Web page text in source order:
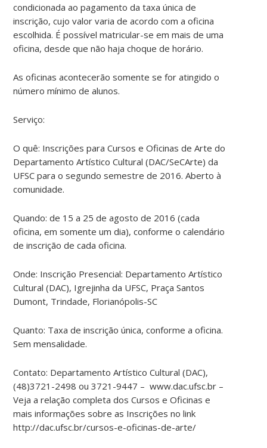
condicionada ao pagamento da taxa única de
inscrição, cujo valor varia de acordo com a oficina
escolhida. É possível matricular-se em mais de uma
oficina, desde que não haja choque de horário.
As oficinas acontecerão somente se for atingido o
número mínimo de alunos.
Serviço:
O quê: Inscrições para Cursos e Oficinas de Arte do
Departamento Artístico Cultural (DAC/SeCArte) da
UFSC para o segundo semestre de 2016. Aberto à
comunidade.
Quando: de 15 a 25 de agosto de 2016 (cada
oficina, em somente um dia), conforme o calendário
de inscrição de cada oficina.
Onde: Inscrição Presencial: Departamento Artístico
Cultural (DAC), Igrejinha da UFSC, Praça Santos
Dumont, Trindade, Florianópolis-SC
Quanto: Taxa de inscrição única, conforme a oficina.
Sem mensalidade.
Contato: Departamento Artístico Cultural (DAC),
(48)3721-2498 ou 3721-9447 – www.dac.ufsc.br –
Veja a relação completa dos Cursos e Oficinas e
mais informações sobre as Inscrições no link
http://dac.ufsc.br/cursos-e-oficinas-de-arte/